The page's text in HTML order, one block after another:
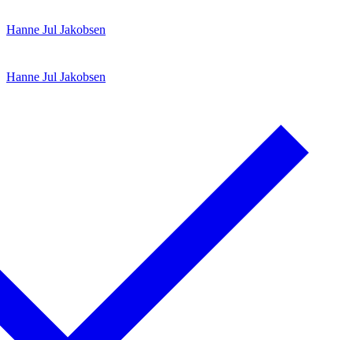
til
Hanne Jul Jakobsen
Hanne Jul Jakobsen